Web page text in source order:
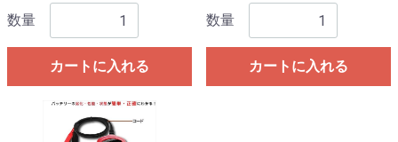
数量
カートに入れる
数量
カートに入れる